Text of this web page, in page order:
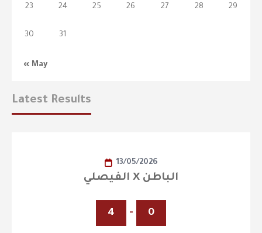
« May
23 24 25 26 27 28 29
30 31
Latest Results
13/05/2026
الفيصلي X الباطن
4 - 0